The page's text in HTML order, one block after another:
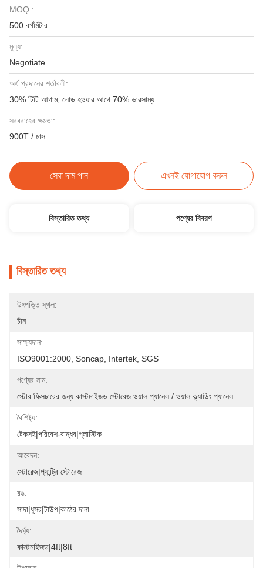
MOQ.:
500 বর্গমিটার
মূল্য:
Negotiate
অর্থ প্রদানের শর্তাবলী:
30% টিটি আগাম, লোড হওয়ার আগে 70% ভারসাম্য
সরবরাহের ক্ষমতা:
900T / মাস
সেরা দাম পান এখনই যোগাযোগ করুন
বিস্তারিত তথ্য পণ্যের বিবরণ
বিস্তারিত তথ্য
উৎপত্তি স্থল:
চীন
সাক্ষ্যদান:
ISO9001:2000, Soncap, Intertek, SGS
পণ্যের নাম:
স্টোর ফিক্সচারের জন্য কাস্টমাইজড স্টোরেজ ওয়াল প্যানেল / ওয়াল ক্ল্যাডিং প্যানেল
বৈশিষ্ট্য:
টেকসই|পরিবেশ-বান্ধব|প্লাস্টিক
আবেদন:
স্টোরেজ|প্যান্ট্রি স্টোরেজ
রঙ:
সাদা|ধূসর|টাউপ|কাঠের দানা
দৈর্ঘ্য:
কাস্টমাইজড|4ft|8ft